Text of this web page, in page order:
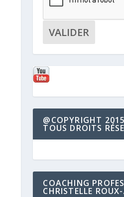
@COPYRIGHT
TOUS DROITS
COACHING
CHRISTELLE